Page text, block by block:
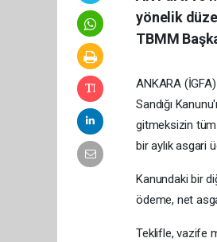
yönelik
TBMM
ANKARA
Sandığı
gitmeksizin tüm
bir aylık asgari
Kanundaki bir
ödeme, net
Teklifle, vazife